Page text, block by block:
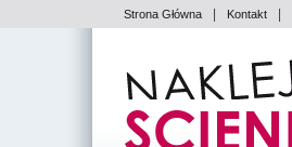
Strona Główna Kontakt